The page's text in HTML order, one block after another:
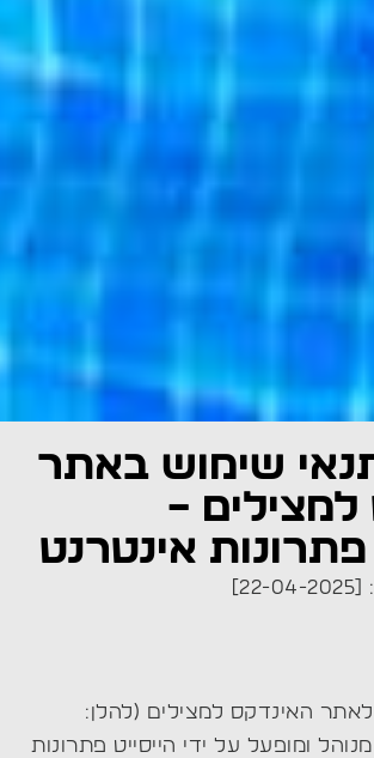
שימוש באתר
–
פתרונות אינטרנט
האינדקס למצילים (להלן:
ומופעל על ידי הייסייט פתרונות